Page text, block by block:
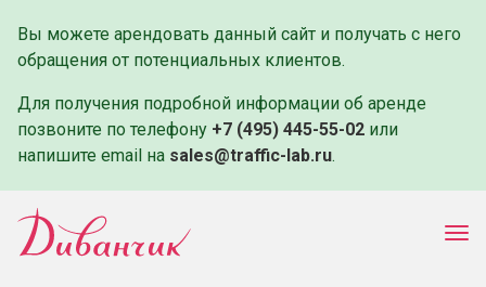
Вы можете арендовать данный сайт и получать с него
обращения от потенциальных клиентов.
Для получения подробной информации об аренде
позвоните по телефону +7 (495) 445-55-02 или
напишите email на sales@traffic-lab.ru.